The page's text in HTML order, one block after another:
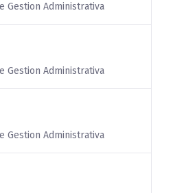
Gestion Administrativa
Gestion Administrativa
Gestion Administrativa